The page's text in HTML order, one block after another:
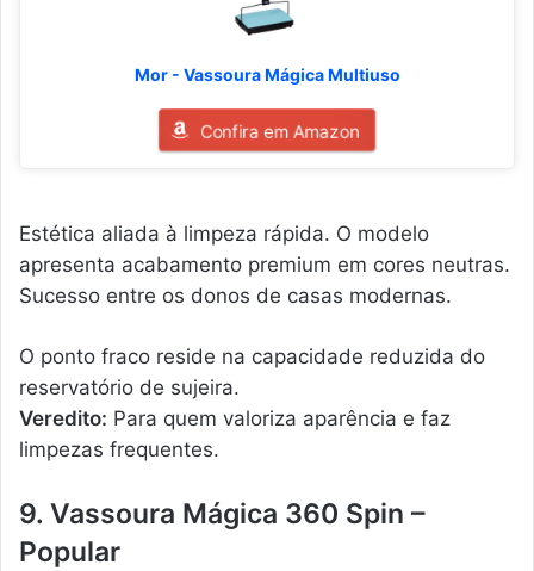
Mor - Vassoura Mágica Multiuso
Confira em Amazon
Estética aliada à limpeza rápida. O modelo
apresenta acabamento premium em cores neutras.
Sucesso entre os donos de casas modernas.
O ponto fraco reside na capacidade reduzida do
reservatório de sujeira.
Veredito: Para quem valoriza aparência e faz
limpezas frequentes.
9. Vassoura Mágica 360 Spin –
Popular